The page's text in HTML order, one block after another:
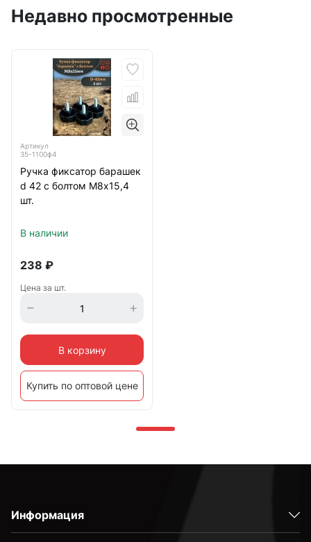
Недавно просмотренные
Артикул
35-1100ф4
Ручка фиксатор барашек
d 42 с болтом М8х15,4
шт.
В наличии
238 ₽
Цена за шт.
В корзину
Купить по оптовой цене
Информация